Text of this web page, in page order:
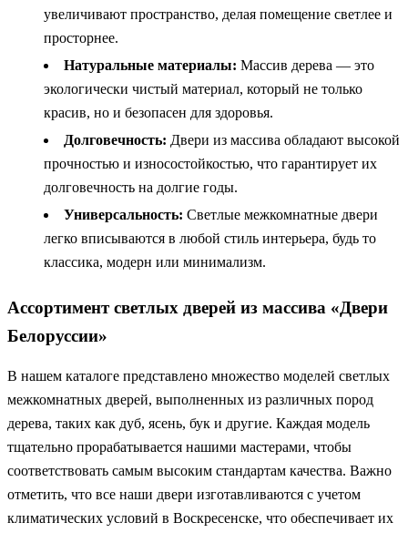
увеличивают пространство, делая помещение светлее и
просторнее.
Натуральные материалы: Массив дерева — это
экологически чистый материал, который не только
красив, но и безопасен для здоровья.
Долговечность: Двери из массива обладают высокой
прочностью и износостойкостью, что гарантирует их
долговечность на долгие годы.
Универсальность: Светлые межкомнатные двери
легко вписываются в любой стиль интерьера, будь то
классика, модерн или минимализм.
Ассортимент светлых дверей из массива «Двери
Белоруссии»
В нашем каталоге представлено множество моделей светлых
межкомнатных дверей, выполненных из различных пород
дерева, таких как дуб, ясень, бук и другие. Каждая модель
тщательно прорабатывается нашими мастерами, чтобы
соответствовать самым высоким стандартам качества. Важно
отметить, что все наши двери изготавливаются с учетом
климатических условий в Воскресенске, что обеспечивает их